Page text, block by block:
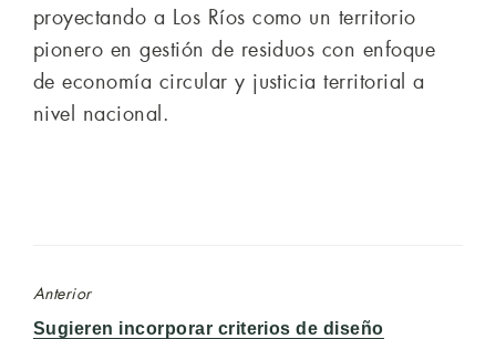
proyectando a Los Ríos como un territorio
pionero en gestión de residuos con enfoque
de economía circular y justicia territorial a
nivel nacional.
Anterior
Entrada
Sugieren incorporar criterios de diseño